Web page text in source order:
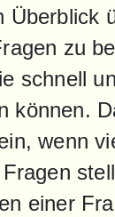
Überblick
zu
schnell
können.
wenn
einer